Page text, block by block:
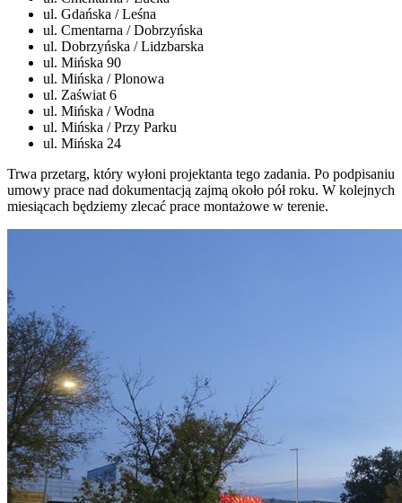
ul. Gdańska / Leśna
ul. Cmentarna / Dobrzyńska
ul. Dobrzyńska / Lidzbarska
ul. Mińska 90
ul. Mińska / Plonowa
ul. Zaświat 6
ul. Mińska / Wodna
ul. Mińska / Przy Parku
ul. Mińska 24
Trwa przetarg, który wyłoni projektanta tego zadania. Po podpisaniu
umowy prace nad dokumentacją zajmą około pół roku. W kolejnych
miesiącach będziemy zlecać prace montażowe w terenie.